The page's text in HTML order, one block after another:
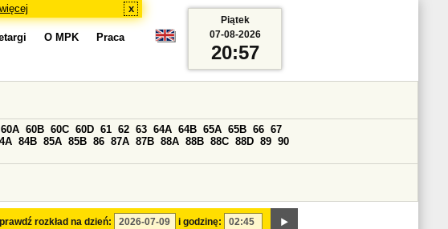
więcej x
O MPK Praca
rozkład na dzień: i godzinę:
60A 60B 60C 60D 61 62 63 64A 64B 65A 65B 66 67
84B 85A 85B 86 87A 87B 88A 88B 88C 88D 89 90
Piątek
07-08-2026
20:57